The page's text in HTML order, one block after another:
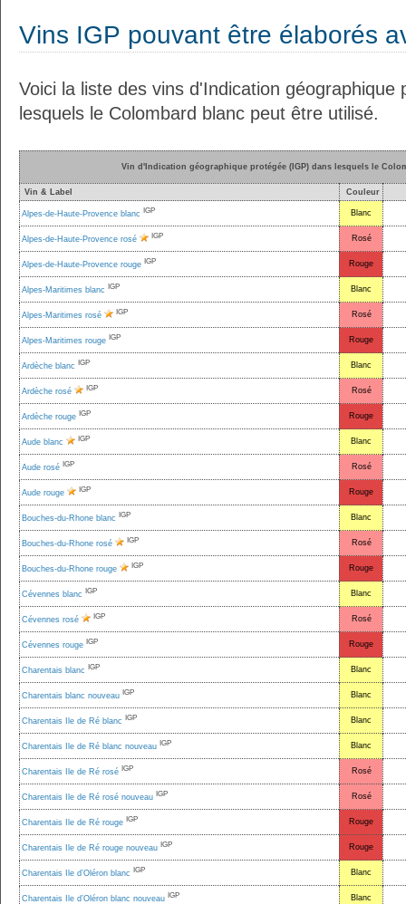
Vins IGP pouvant être élaborés
Voici la liste des vins d'Indication géographique
lesquels le Colombard blanc peut être utilisé.
Vin d'Indication géographique protégée (IGP) dans lesquels le
Vin & Label Couleur
Alpes-de-Haute-Provence blanc IGP Blanc
Alpes-de-Haute-Provence rosé IGP Rosé
Alpes-de-Haute-Provence rouge IGP Rouge
Alpes-Maritimes blanc IGP Blanc
Alpes-Maritimes rosé IGP Rosé
Alpes-Maritimes rouge IGP Rouge
Ardèche blanc IGP Blanc
Ardèche rosé IGP Rosé
Ardèche rouge IGP Rouge
Aude blanc IGP Blanc
Aude rosé IGP Rosé
Aude rouge IGP Rouge
Bouches-du-Rhone blanc IGP Blanc
Bouches-du-Rhone rosé IGP Rosé
Bouches-du-Rhone rouge IGP Rouge
Cévennes blanc IGP Blanc
Cévennes rosé IGP Rosé
Cévennes rouge IGP Rouge
Charentais blanc IGP Blanc
Charentais blanc nouveau IGP Blanc
Charentais Ile de Ré blanc IGP Blanc
Charentais Ile de Ré blanc nouveau IGP Blanc
Charentais Ile de Ré rosé IGP Rosé
Charentais Ile de Ré rosé nouveau IGP Rosé
Charentais Ile de Ré rouge IGP Rouge
Charentais Ile de Ré rouge nouveau IGP Rouge
Charentais Ile d’Oléron blanc IGP Blanc
Charentais Ile d’Oléron blanc nouveau IGP Blanc